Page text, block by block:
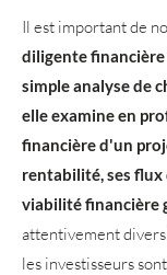
Il est important de
diligente financière
simple analyse de
elle examine en
financière d'un
rentabilité, ses flux
viabilité financière
attentivement
les investisseurs